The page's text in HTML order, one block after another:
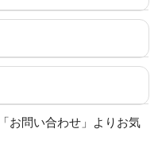
お問い合わせ」よりお気